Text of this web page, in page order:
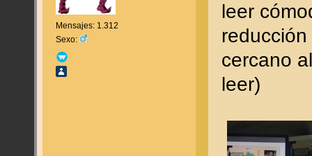
Mensajes: 1.312
Sexo:
leer
cercano
leer)